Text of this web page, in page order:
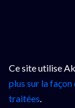
Ce site utilise
plus sur la
traitées.